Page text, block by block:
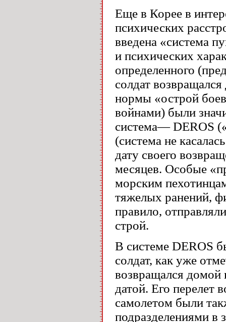
Еще в Корее в
психических
введена «система
и психических
определенного
солдат
нормы «острой
войнами) были
система— DEROS
(система не
дату своего
месяцев. Особые
морским
тяжелых ранений,
правило,
строй.
В системе DEROS
солдат, как уже
возвращался домой
датой. Его
самолетом были
подразделениями в